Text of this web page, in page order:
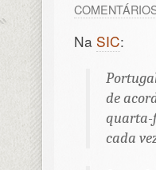
Na SIC:
de
quarta-
cada